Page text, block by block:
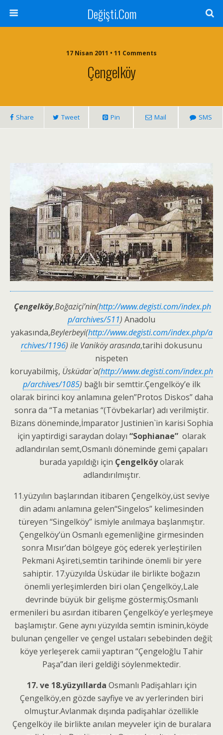
Değişti.Com
17 Nisan 2011 • 11 Comments
Çengelköy
Share Tweet Pin Mail SMS
Çengelköy,Boğaziçi’nin(http://www.degisti.com/index.ph
p/archives/511) Anadolu
yakasında,Beylerbeyi(http://www.degisti.com/index.php/a
rchives/1196) ile Vaniköy arasında,tarihi dokusunu
nispeten
koruyabilmiş, Üsküdar`a(http://www.degisti.com/index.ph
p/archives/1085) bağlı bir semttir.Çengelköy’e ilk
olarak birinci koy anlamına gelen”Protos Diskos” daha
sonra da “Ta metanias “(Tövbekarlar) adı verilmiştir.
Bizans döneminde,İmparator Justinien`in karisi Sophia
için yaptirdigi saraydan dolayı “Sophianae”olarak
adlandırılan semt,Osmanlı döneminde gemi çapaları
burada yapıldığı için Çengelköyolarak
adlandırılmıştır.
11.yüzyılın başlarından itibaren Çengelköy,üst seviye
din adamı anlamına gelen“Singelos” kelimesinden
türeyen “Singelköy” ismiyle anılmaya başlanmıştır.
Çengelköy’ün Osmanlı egemenliğine girmesinden
sonra Mısır’dan bölgeye göç ederek yerleştirilen
Pekmani Aşireti,semtin tarihinde önemli bir yere
sahiptir. 17.yüzyılda Üsküdar ile birlikte boğazın
önemli yerleşimlerden biri olan Çengelköy,Lale
devrinde büyük bir gelişme göstermiş;Osmanlı
ermenileri bu asırdan itibaren Çengelköy’e yerleşmeye
başlamıştır. Gene aynı yüzyılda semtin isminin,köyde
bulunan çengeller ve çengel ustaları sebebinden değil;
köye yerleşerek camii yaptıran “Çengeloğlu Tahir
Paşa”dan ileri geldiği söylenmektedir.
17. ve 18.yüzyıllarda Osmanlı Padişahları için
Çengelköy,en gözde sayfiye ve av yerlerinden biri
olmuştur.Avlanmak dışında padişahlar özellikle
Çengelköy ile birlikte anılan meyveler için de buralara